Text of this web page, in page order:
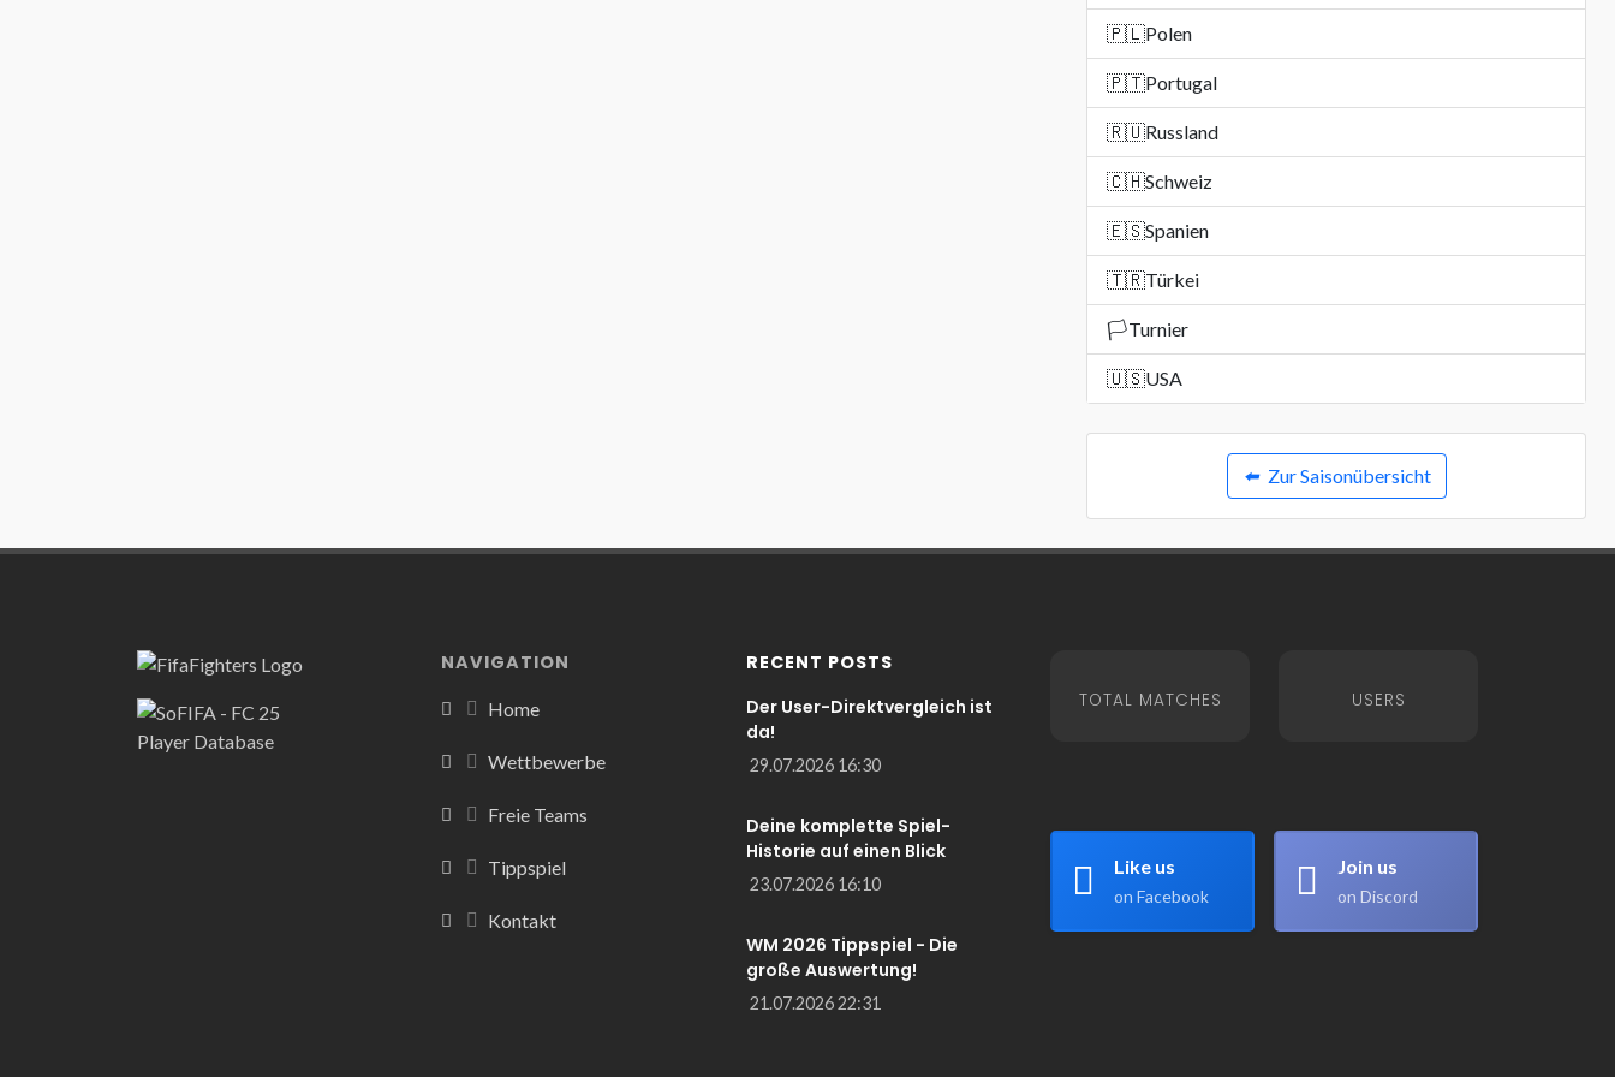
🇵🇱Polen
🇵🇹Portugal
🇷🇺Russland
🇨🇭Schweiz
🇪🇸Spanien
🇹🇷Türkei
🏳️Turnier
🇺🇸USA
⬅️ Zur Saisonübersicht
NAVIGATION
Home
Wettbewerbe
Freie Teams
Tippspiel
Kontakt
RECENT POSTS
Der User-Direktvergleich ist
da!
29.07.2026 16:30
Deine komplette Spiel-
Historie auf einen Blick
23.07.2026 16:10
WM 2026 Tippspiel - Die
große Auswertung!
21.07.2026 22:31
TOTAL MATCHES USERS
Like us
on Facebook
Join us
on Discord